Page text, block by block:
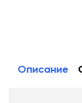
Описание